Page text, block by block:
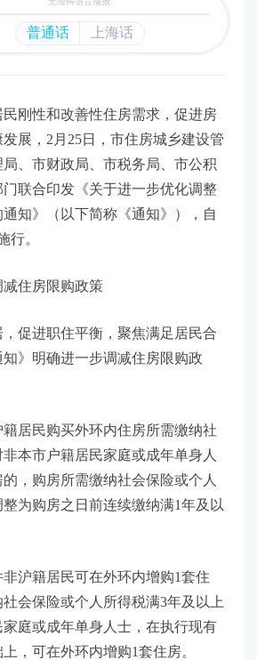
性和改善性住房需求，促进房
展，2月25日，市住房城乡建设管
、市财政局、市税务局、市公积
联合印发《关于进一步优化调整
知》（以下简称《通知》），自
行。
住房限购政策
进职住平衡，聚焦满足居民合
》明确进一步调减住房限购政
民购买外环内住房所需缴纳社
本市户籍居民家庭或成年单身人
，购房所需缴纳社会保险或个人
为购房之日前连续缴纳满1年及以
籍居民可在外环内增购1套住
会保险或个人所得税满3年及以上
庭或成年单身人士，在执行现有
，可在外环内增购1套住房。